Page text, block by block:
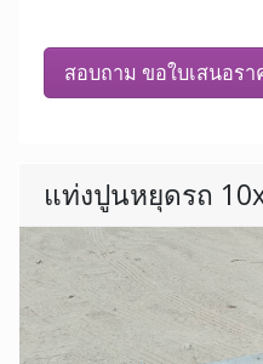
สอบถาม ขอใบเสนอรา
แท่งปูนหยุดรถ